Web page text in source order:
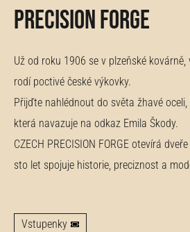
PRECISION FORGE
Už od roku 1906 se v plzeňské kovárně,
rodí poctivé české výkovky.
Přijďte nahlédnout do světa žhavé
která navazuje na odkaz Emila Škody.
CZECH PRECISION FORGE otevírá
sto let spojuje historie, preciznost a
Vstupenky